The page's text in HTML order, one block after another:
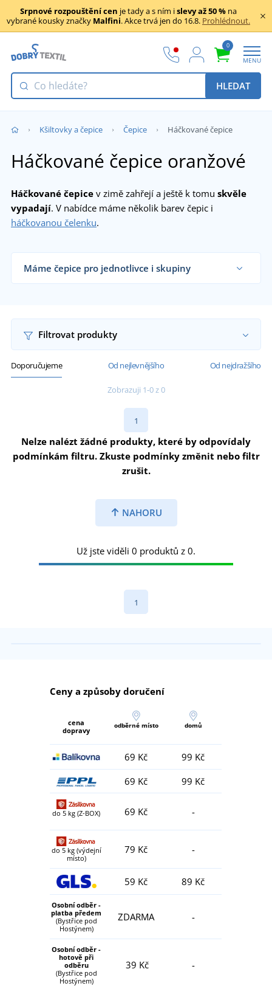
Srpnové rozpouštění cen je tady a s ním islevy až 50 % na
vybrané kousky značky Malfini. Akce trvá jen do 16.8. Prohlédnout.
0
MENU
HLEDAT
Kšiltovky a čepice Čepice Háčkované čepice
Háčkované čepice oranžové
Háčkované čepice v zimě zahřejí a ještě k tomu skvěle
vypadají. V nabídce máme několik barev čepic i
háčkovanou čelenku.
Máme čepice pro jednotlivce i skupiny
Filtrovat produkty
Doporučujeme Od nejlevnějšího Od nejdražšího
Zobrazuji 1-0 z 0
1
Nelze nalézt žádné produkty, které by odpovídaly
podmínkám filtru. Zkuste podmínky změnit nebo filtr
zrušit.
NAHORU
Už jste viděli 0 produktů z 0.
1
Ceny a způsoby doručení
cena
dopravy
odběrné místo domů
69 Kč
99 Kč
69 Kč
99 Kč
do 5 kg (Z-BOX) 69 Kč -
do 5 kg (výdejní
místo)
79 Kč -
59 Kč 89 Kč
Osobní odběr -
platba předem
(Bystřice pod
Hostýnem)
ZDARMA -
Osobní odběr -
hotově při
odběru
(Bystřice pod
Hostýnem)
39 Kč -